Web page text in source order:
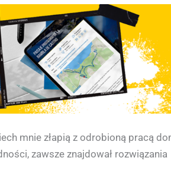
mnie złapią z odrobioną pracą
zawsze znajdował rozwiązania